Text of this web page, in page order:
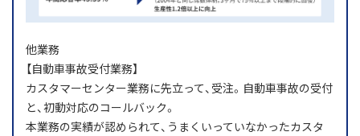
他業務
【自動車事故受付業務】
カスタマーセンター業務に先立って、受注。自動車事故の受付
と、初動対応のコールバック。
本業務の実績が認められて、うまくいっていなかったカスタ